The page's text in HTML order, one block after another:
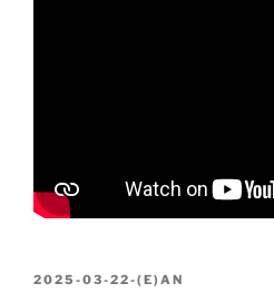
2025-03-22-(E)AN